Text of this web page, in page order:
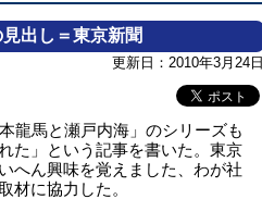
出し＝東京新聞
更新日：2010年3月24日
龍馬と瀬戸内海」のシリーズも
た」という記事を書いた。東京
へん興味を覚えました、わが社
材に協力した。